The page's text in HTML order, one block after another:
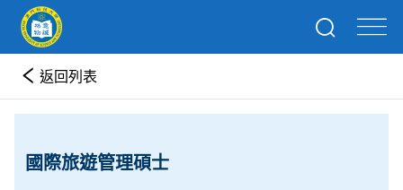
返回列表
國際旅遊管理碩士